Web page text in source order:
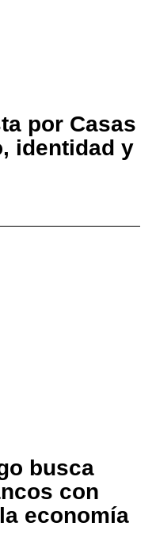
por Casas
identidad y
busca
con
economía